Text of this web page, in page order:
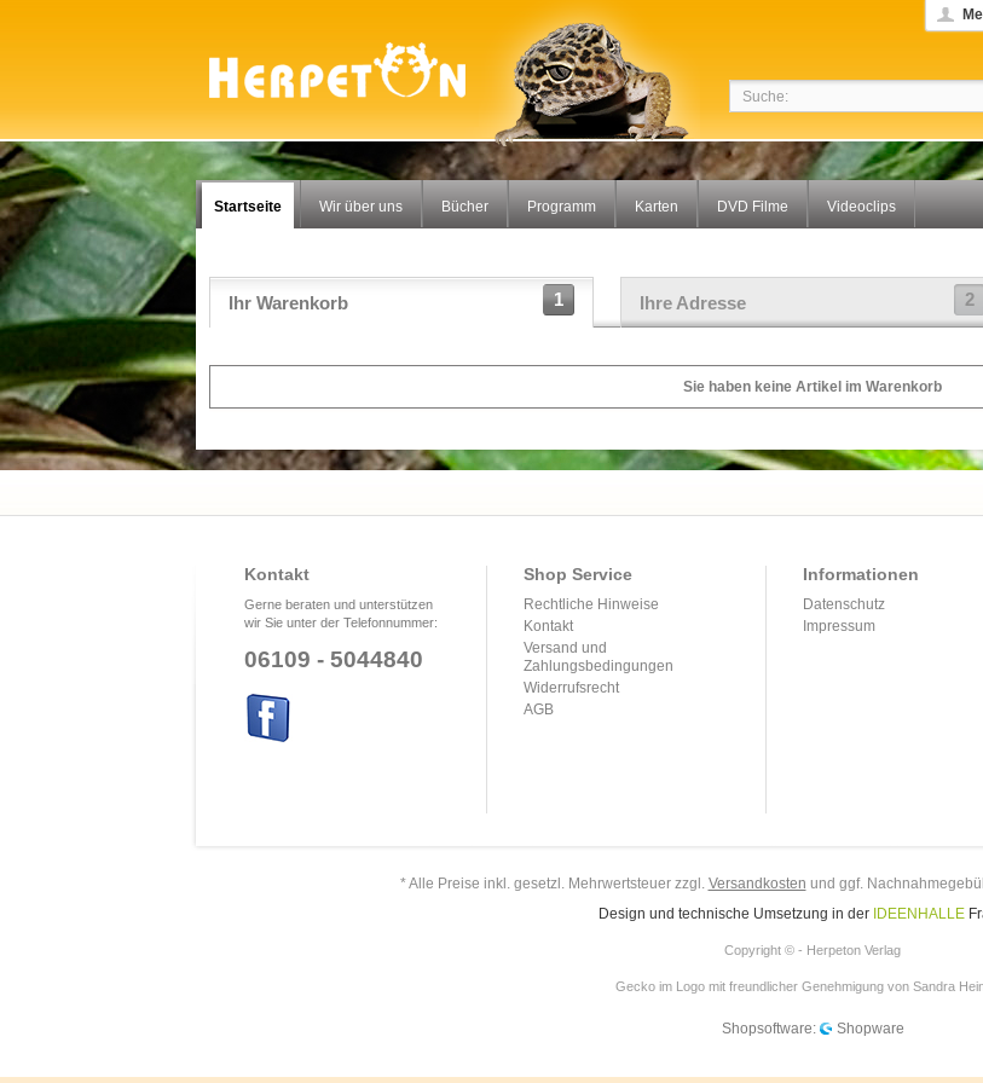
Startseite Wir über uns Bücher Programm Karten DVD Filme Videoclips
1
Ihr Warenkorb 2
Ihre Adresse
Sie haben keine Artikel im Warenkorb
Kontakt
Gerne beraten und unterstützen
wir Sie unter der Telefonnummer:
06109 - 5044840
Shop Service
Rechtliche Hinweise
Kontakt
Versand und
Zahlungsbedingungen
Widerrufsrecht
AGB
Informationen
Datenschutz
Impressum
* Alle Preise inkl. gesetzl. Mehrwertsteuer zzgl. Versandkosten und ggf.
Design und technische Umsetzung in der IDEENHALLE
Copyright © - Herpeton Verlag
Gecko im Logo mit freundlicher Genehmigung von Sandra
Shopsoftware: Shopware